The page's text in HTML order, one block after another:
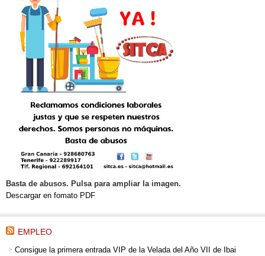
Basta de abusos. Pulsa para ampliar la imagen.
Descargar en fomato PDF
EMPLEO
Consigue la primera entrada VIP de la Velada del Año VII de Ibai